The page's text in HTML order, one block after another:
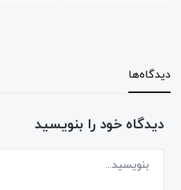
دیدگاه‌ها
دیدگاه خود را بنویسید